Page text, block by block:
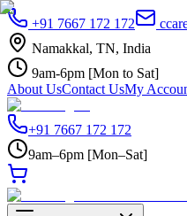
+91 7667 172 172
Namakkal, TN, India
9am-6pm [Mon to Sat]
About UsContact UsMy
+91 7667 172 172
9am–6pm [Mon–Sat]